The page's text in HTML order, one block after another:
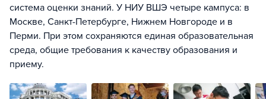
система оценки знаний. У НИУ ВШЭ четыре кампуса: в
Москве, Санкт-Петербурге, Нижнем Новгороде и в
Перми. При этом сохраняются единая образовательная
среда, общие требования к качеству образования и
приему.